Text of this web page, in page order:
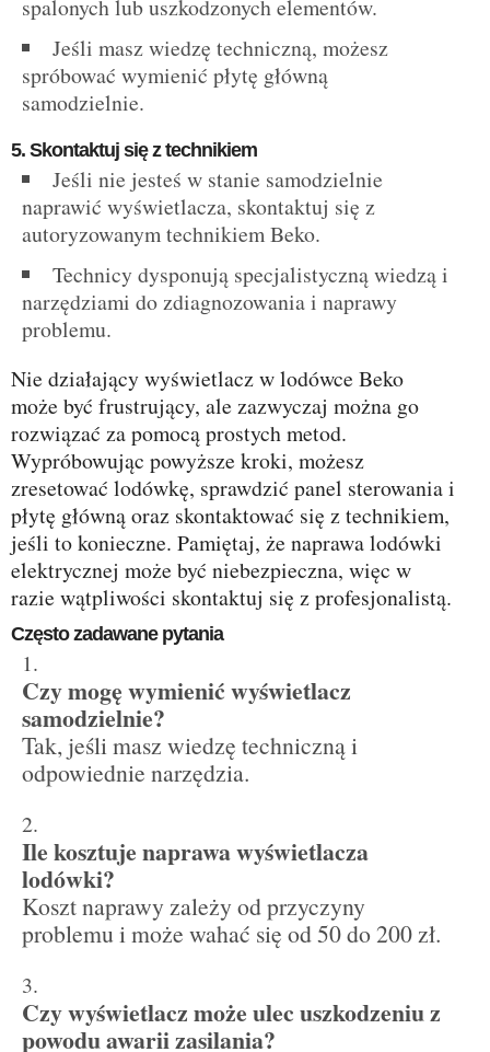
spalonych lub uszkodzonych elementów.
Jeśli masz wiedzę techniczną, możesz
spróbować wymienić płytę główną
samodzielnie.
5. Skontaktuj się z technikiem
Jeśli nie jesteś w stanie samodzielnie
naprawić wyświetlacza, skontaktuj się z
autoryzowanym technikiem Beko.
Technicy dysponują specjalistyczną wiedzą i
narzędziami do zdiagnozowania i naprawy
problemu.
Nie działający wyświetlacz w lodówce Beko
może być frustrujący, ale zazwyczaj można go
rozwiązać za pomocą prostych metod.
Wypróbowując powyższe kroki, możesz
zresetować lodówkę, sprawdzić panel sterowania i
płytę główną oraz skontaktować się z technikiem,
jeśli to konieczne. Pamiętaj, że naprawa lodówki
elektrycznej może być niebezpieczna, więc w
razie wątpliwości skontaktuj się z profesjonalistą.
Często zadawane pytania
Czy mogę wymienić wyświetlacz
samodzielnie?
Tak, jeśli masz wiedzę techniczną i
odpowiednie narzędzia.
Ile kosztuje naprawa wyświetlacza
lodówki?
Koszt naprawy zależy od przyczyny
problemu i może wahać się od 50 do 200 zł.
Czy wyświetlacz może ulec uszkodzeniu z
powodu awarii zasilania?